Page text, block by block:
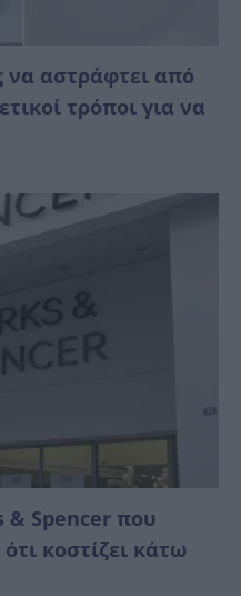
να αστράφτει από
τρόποι για να
& Spencer που
κοστίζει κάτω